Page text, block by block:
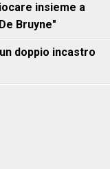
insieme a
Bruyne"
doppio incastro